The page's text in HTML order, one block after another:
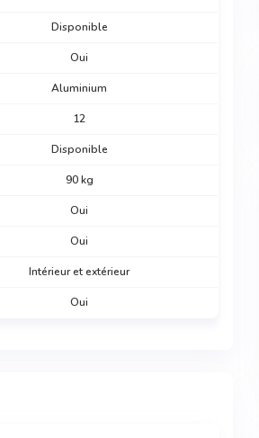
Disponible
Oui
Aluminium
12
Disponible
90 kg
Oui
Oui
Intérieur et extérieur
Oui